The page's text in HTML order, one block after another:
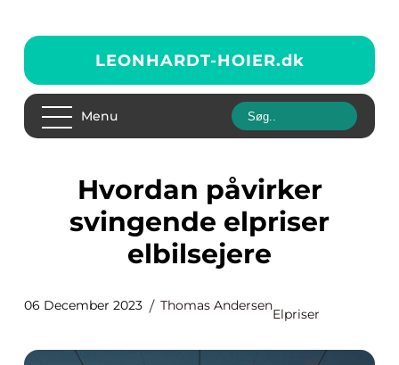
LEONHARDT-HOIER.dk
Menu
Hvordan påvirker
svingende elpriser
elbilsejere
06 December 2023 Thomas Andersen
Elpriser